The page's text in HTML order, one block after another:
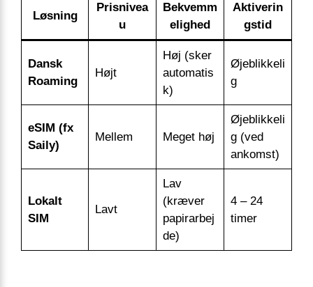
Løsning
Prisnivea
u
Bekvemm
elighed
Aktiverin
gstid
Dansk
Roaming
Højt
Høj (sker
automatis
k)
Øjeblikkeli
g
eSIM (fx
Saily)
Mellem Meget høj
Øjeblikkeli
g (ved
ankomst)
Lokalt
SIM
Lavt
Lav
(kræver
papirarbej
de)
4 – 24
timer